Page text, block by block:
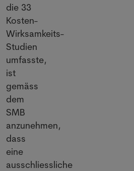
die 33
Kosten-
Wirksamkeits-
Studien
umfasste,
ist
gemäss
dem
SMB
anzunehmen,
dass
eine
ausschliessliche